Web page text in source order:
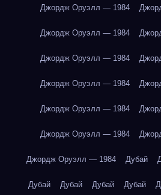
Джордж Оруэлл — 1984
Джордж Оруэлл — 1984
Джордж Оруэлл — 1984
Джордж Оруэлл — 1984
Джордж Оруэлл — 1984
Джордж Оруэлл — 1984
Джордж Оруэлл — 1984 Дубай
Дубай Дубай Дубай Дубай